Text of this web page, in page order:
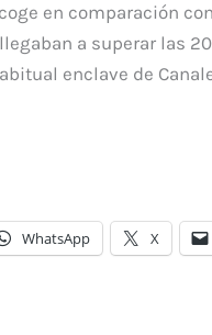
en comparación
a superar las
enclave de
WhatsApp X